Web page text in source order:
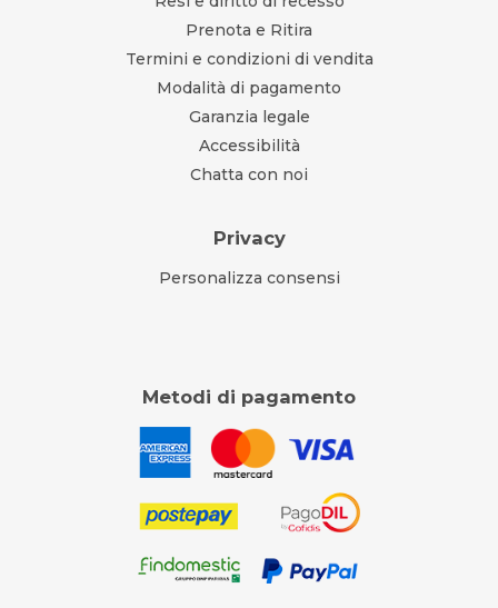
Prenota e Ritira
Termini e condizioni di vendita
Modalità di pagamento
Garanzia legale
Accessibilità
Chatta con noi
Privacy
Personalizza consensi
Metodi di pagamento